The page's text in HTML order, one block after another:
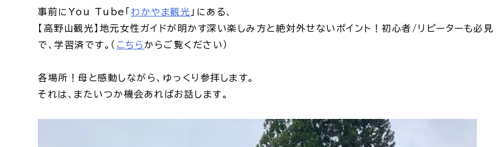
事前にYou Tube「 わかやま観光 」にある、
【高野山観光】地元女性ガイドが明かす深い楽しみ方と絶対外せないポイント！初心者/リピーターも必見
で、学習済です。（ こちら からご覧ください）
各場所！母と感動しながら、ゆっくり参拝します。
それは、またいつか機会あればお話します。